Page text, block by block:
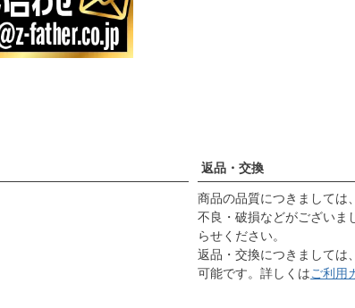
返品・交換
商品の品質につきましては
不良・破損などがございま
らせください。
返品・交換につきましては
可能です。詳しくはご利用